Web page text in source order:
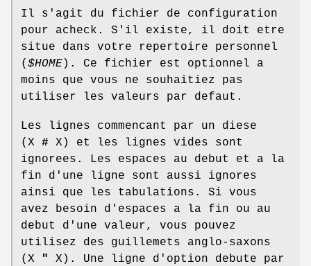
Il s'agit du fichier de configuration
pour acheck. S'il existe, il doit etre
situe dans votre repertoire personnel
( $HOME). Ce fichier est optionnel a
moins que vous ne souhaitiez pas
utiliser les valeurs par defaut.
Les lignes commencant par un diese
(X # X) et les lignes vides sont
ignorees. Les espaces au debut et a la
fin d'une ligne sont aussi ignores
ainsi que les tabulations. Si vous
avez besoin d'espaces a la fin ou au
debut d'une valeur, vous pouvez
utilisez des guillemets anglo-saxons
(X
"
X). Une ligne d'option debute par